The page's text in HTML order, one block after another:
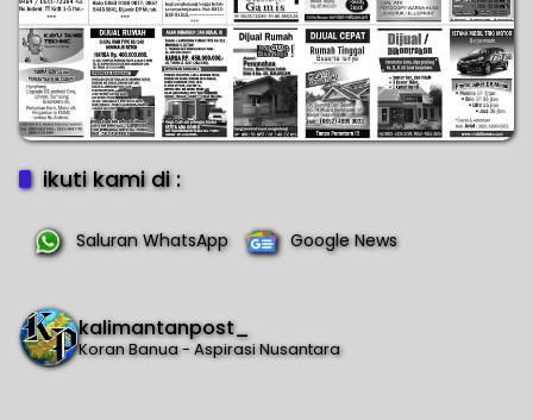
ikuti kami di :
Saluran WhatsApp Google News
kalimantanpost_
Koran Banua - Aspirasi Nusantara